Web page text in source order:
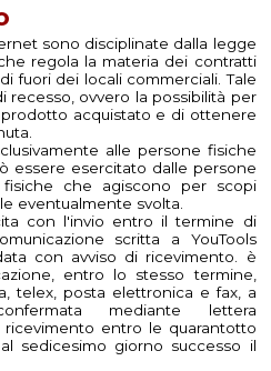
sono disciplinate dalla legge
regola la materia dei contratti
fuori dei locali commerciali. Tale
recesso, ovvero la possibilità per
acquistato e di ottenere
alle persone fisiche
essere esercitato dalle persone
che agiscono per scopi
eventualmente svolta.
con l'invio entro il termine di
scritta a YouTools
con avviso di ricevimento. è
entro lo stesso termine,
telex, posta elettronica e fax, a
mediante lettera
entro le quarantotto
sedicesimo giorno successo il